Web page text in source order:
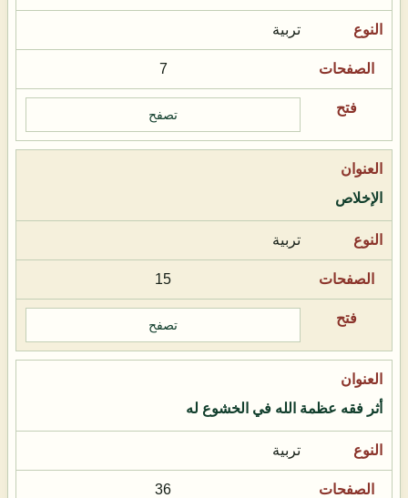
تربية
7
تصفح
الإخلاص
تربية
15
تصفح
أثر فقه عظمة الله في الخشوع له
تربية
36